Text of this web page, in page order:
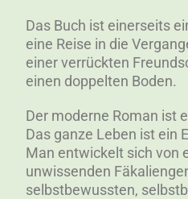
Das Buch ist einerseits
eine Reise in die
einer verrückten
einen doppelten Boden.
Der moderne Roman ist
Das ganze Leben ist ein
Man entwickelt sich von
unwissenden
selbstbewussten,